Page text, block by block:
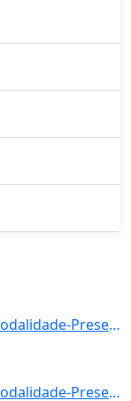
664: municipio-Picos-centro-CSHNB-modalidade-Presencial-convenio--selecao-SISU_COTA-cota-AA-2-sexo-F-uf-A]
665: municipio-Picos-centro-CSHNB-modalidade-Presencial-convenio--selecao-SISU_COTA-cota-AA-2-sexo-M-uf-A]